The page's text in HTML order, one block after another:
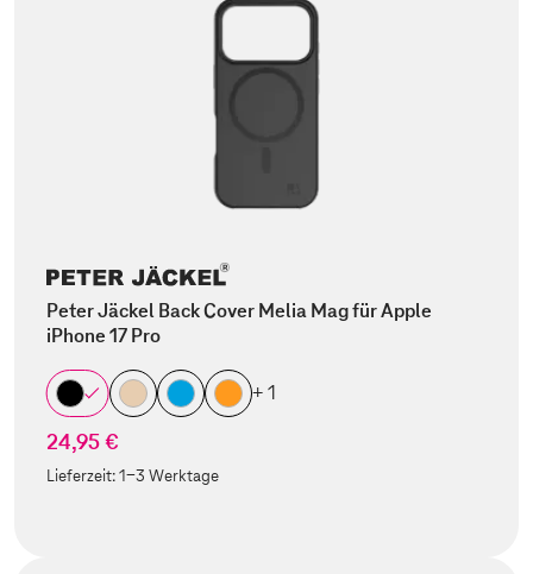
Peter Jäckel Back Cover Melia Mag für Apple
iPhone 17 Pro
+ 1
24,95 €
Lieferzeit:1-3 Werktage